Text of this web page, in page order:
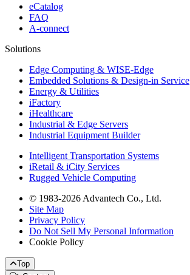
eCatalog
FAQ
A-connect
Solutions
Edge Computing & WISE-Edge
Embedded Solutions & Design-in Service
Energy & Utilities
iFactory
iHealthcare
Industrial & Edge Servers
Industrial Equipment Builder
Intelligent Transportation Systems
iRetail & iCity Services
Rugged Vehicle Computing
© 1983-2026 Advantech Co., Ltd.
Site Map
Privacy Policy
Do Not Sell My Personal Information
Cookie Policy
Top